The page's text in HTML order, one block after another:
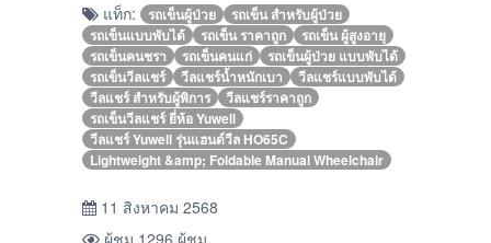
แท็ก: รถเข็นผู้ป่วย
รถเข็น สำหรับผู้ป่วย
รถเข็นแบบพับได้
รถเข็น ราคาถูก
รถเข็น ผู้สูงอายุ
รถเข็นคนชรา
รถเข็นคนแก่
รถเข็นผู้ป่วย แบบพับได้
รถเข็นวีลแชร์
วีลแชร์น้ำหนักเบา
วีลแชร์แบบพับได้
วีลแชร์ สำหรับผู้พิการ
วีลแชร์ราคาถูก
รถเข็นวีลแชร์ ยี่ห้อ Yuwell
วีลแชร์ Yuwell รุ่นแฮนด์วีล HO65C
Lightweight &amp; Foldable Manual Wheelchair
11 สิงหาคม 2568
ผู้ชม 1296 ผู้ชม